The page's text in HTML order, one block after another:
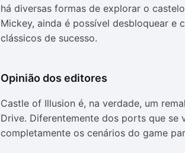
há diversas formas de explorar o
Mickey, ainda é possível desbloquear e
clássicos de sucesso.
Opinião dos editores
Castle of Illusion é, na verdade, um
Drive. Diferentemente dos ports que
completamente os cenários do game